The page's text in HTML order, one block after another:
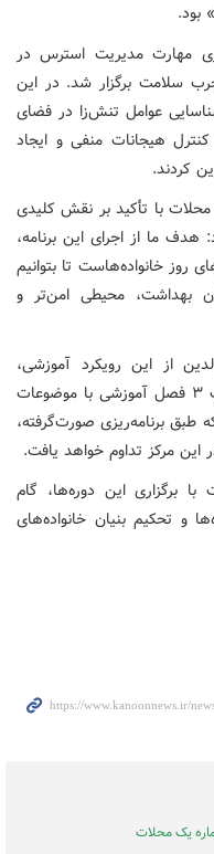
بود.
مهارت مدیریت استرس در
سلامت برگزار شد. در این
عوامل تنش‌زا در فضای
هیجانات منفی و ایجاد
کردند.
با تأکید بر نقش کلیدی
هدف ما از اجرای این برنامه،
روز خانواده‌هاست تا بتوانیم
بهداشت، محیطی امن‌تر و
از این رویکرد آموزشی،
سلسله کارگاه‌های «خانواده توانا» در قالب ۳ فصل آموزشی با موضوعات
طبق برنامه‌ریزی صورت‌گرفته،
مرکز تداوم خواهد یافت.
برگزاری این دوره‌ها، گام
و تحکیم بنیان خانواده‌های
یک محلات